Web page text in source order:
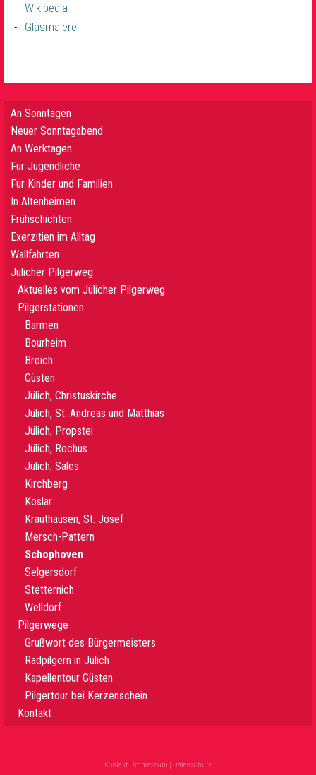
Wikipedia
Glasmalerei
An Sonntagen
Neuer Sonntagabend
An Werktagen
Für Jugendliche
Für Kinder und Familien
In Altenheimen
Frühschichten
Exerzitien im Alltag
Wallfahrten
Jülicher Pilgerweg
Aktuelles vom Jülicher Pilgerweg
Pilgerstationen
Barmen
Bourheim
Broich
Güsten
Jülich, Christuskirche
Jülich, St. Andreas und Matthias
Jülich, Propstei
Jülich, Rochus
Jülich, Sales
Kirchberg
Koslar
Krauthausen, St. Josef
Mersch-Pattern
Schophoven
Selgersdorf
Stetternich
Welldorf
Pilgerwege
Grußwort des Bürgermeisters
Radpilgern in Jülich
Kapellentour Güsten
Pilgertour bei Kerzenschein
Kontakt
Kontakt | Impressum | Datenschutz